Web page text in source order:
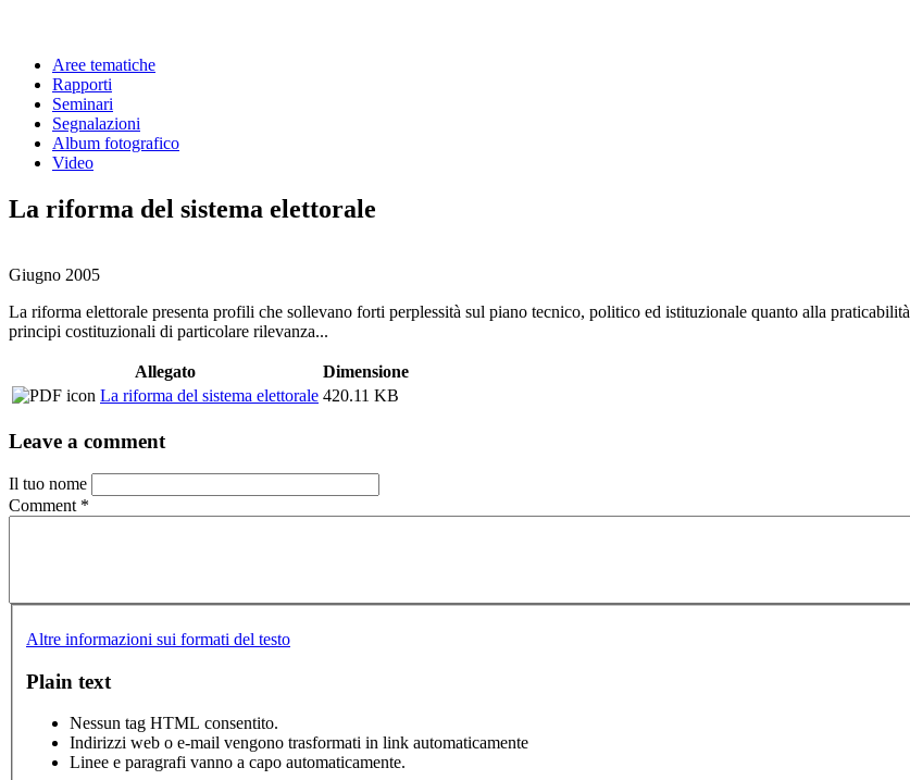
Aree tematiche
Rapporti
Seminari
Segnalazioni
Album fotografico
Video
La riforma del sistema elettorale
Giugno 2005
La riforma elettorale presenta profili che sollevano forti perplessità sul piano tecnico, politico ed istituzionale quanto alla
principi costituzionali di particolare rilevanza...
Allegato
Dimensione
La riforma del sistema elettorale 420.11 KB
Leave a comment
Il tuo nome
Comment *
Altre informazioni sui formati del testo
Plain text
Nessun tag HTML consentito.
Indirizzi web o e-mail vengono trasformati in link automaticamente
Linee e paragrafi vanno a capo automaticamente.